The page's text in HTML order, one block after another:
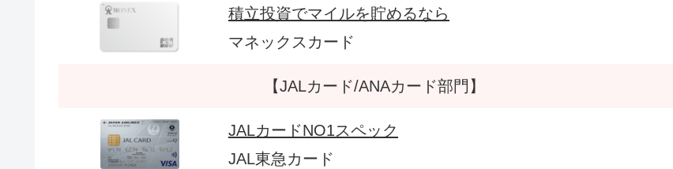
積立投資でマイルを貯めるなら
マネックスカード
【JALカード/ANAカード部門】
JALカードNO1スペック
JAL東急カード